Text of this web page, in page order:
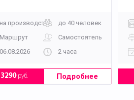
на производство
до 40 человек
Маршрут
Самостоятельно
06.08.2026
2 часа
руб. Подробнее